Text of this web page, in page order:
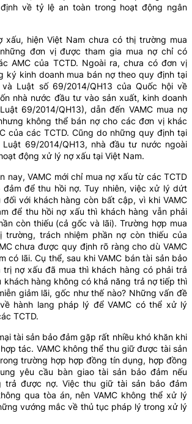
về tỷ lệ an toàn trong hoạt động ngân
xấu, hiện Việt Nam chưa có thị trường mua
đơn vị được tham gia mua nợ chỉ có
AMC của TCTD. Ngoài ra, chưa có đơn vị
ký kinh doanh mua bán nợ theo quy định tại
Luật số 69/2014/QH13 của Quốc hội về
nhà nước đầu tư vào sản xuất, kinh doanh
69/2014/QH13), dẫn đến VAMC mua nợ
không thể bán nợ cho các đơn vị khác
của các TCTD. Cũng do những quy định tại
69/2014/QH13, nhà đầu tư nước ngoài
động xử lý nợ xấu tại Việt Nam.
nay, VAMC mới chỉ mua nợ xấu từ các TCTD
để thu hồi nợ. Tuy nhiên, việc xử lý dứt
đối với khách hàng còn bất cập, vì khi VAMC
để thu hồi nợ xấu thì khách hàng vẫn phải
còn thiếu (cả gốc và lãi). Trường hợp mua
trường, trách nhiệm phần nợ còn thiếu của
chưa được quy định rõ ràng cho dù VAMC
có lãi. Cụ thể, sau khi VAMC bán tài sản bảo
nợ xấu đã mua thì khách hàng có phải trả
khách hàng không có khả năng trả nợ tiếp thì
giảm lãi, gốc như thế nào? Những vấn đề
hành lang pháp lý để VAMC có thể xử lý
TCTD.
tài sản bảo đảm gặp rất nhiều khó khăn khi
tác. VAMC không thể thu giữ được tài sản
trường hợp hợp đồng tín dụng, hợp đồng
yêu cầu bàn giao tài sản bảo đảm nếu
trả được nợ. Việc thu giữ tài sản bảo đảm
qua tòa án, nên VAMC không thể xử lý
vướng mắc về thủ tục pháp lý trong xử lý